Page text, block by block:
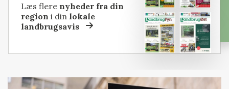
Læs flere nyheder fra din
region i dinlokale
landbrugsavis